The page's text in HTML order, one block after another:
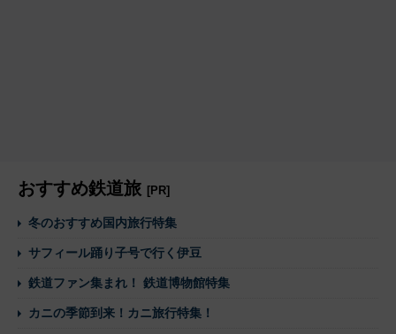
おすすめ鉄道旅 [PR]
冬のおすすめ国内旅行特集
サフィール踊り子号で行く伊豆
鉄道ファン集まれ！ 鉄道博物館特集
カニの季節到来！カニ旅行特集！